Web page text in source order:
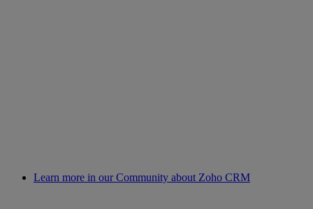
Learn more in our Community about Zoho CRM